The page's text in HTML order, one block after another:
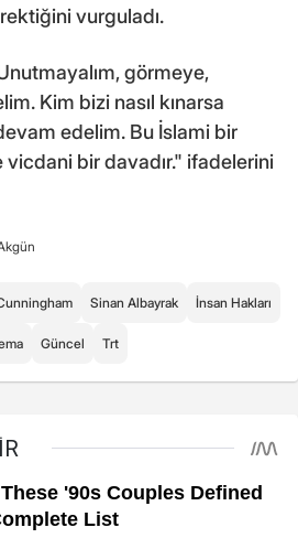
vurguladı.
görmeye,
Kim bizi nasıl kınarsa
edelim. Bu İslami bir
bir davadır." ifadelerini
Sinan Albayrak İnsan Hakları
Güncel Trt